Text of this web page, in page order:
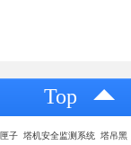
Top
子 塔机安全监测系统 塔吊黑